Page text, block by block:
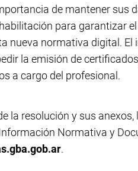
de mantener sus
para garantizar
nueva normativa digital.
la emisión de
a cargo del profesional.
la resolución y sus anexos,
Normativa y
.